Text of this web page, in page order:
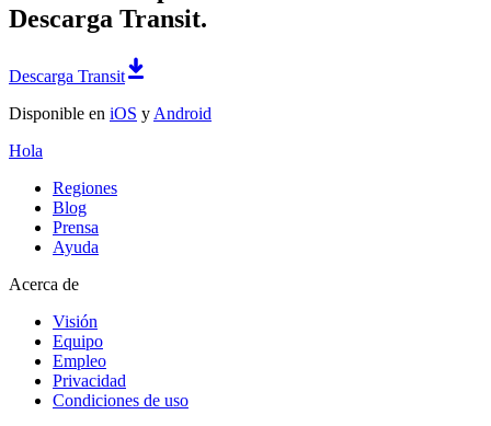
Descarga Transit.
Descarga Transit
Disponible en iOS y Android
Hola
Regiones
Blog
Prensa
Ayuda
Acerca de
Visión
Equipo
Empleo
Privacidad
Condiciones de uso